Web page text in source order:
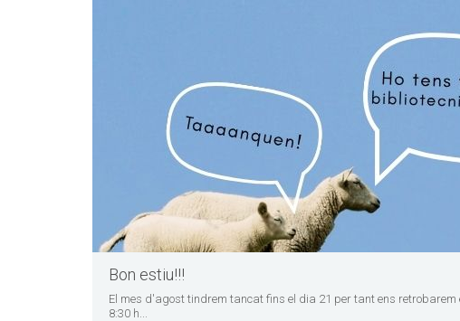
Bon estiu!!!
El mes d'agost tindrem tancat fins el dia 21 per tant ens retrobarem
8:30 h...